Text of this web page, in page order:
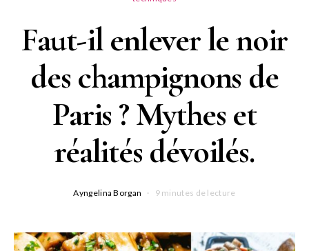
Faut-il enlever le noir
des champignons de
Paris ? Mythes et
réalités dévoilés.
Ayngelina Borgan 9 minutes de lecture